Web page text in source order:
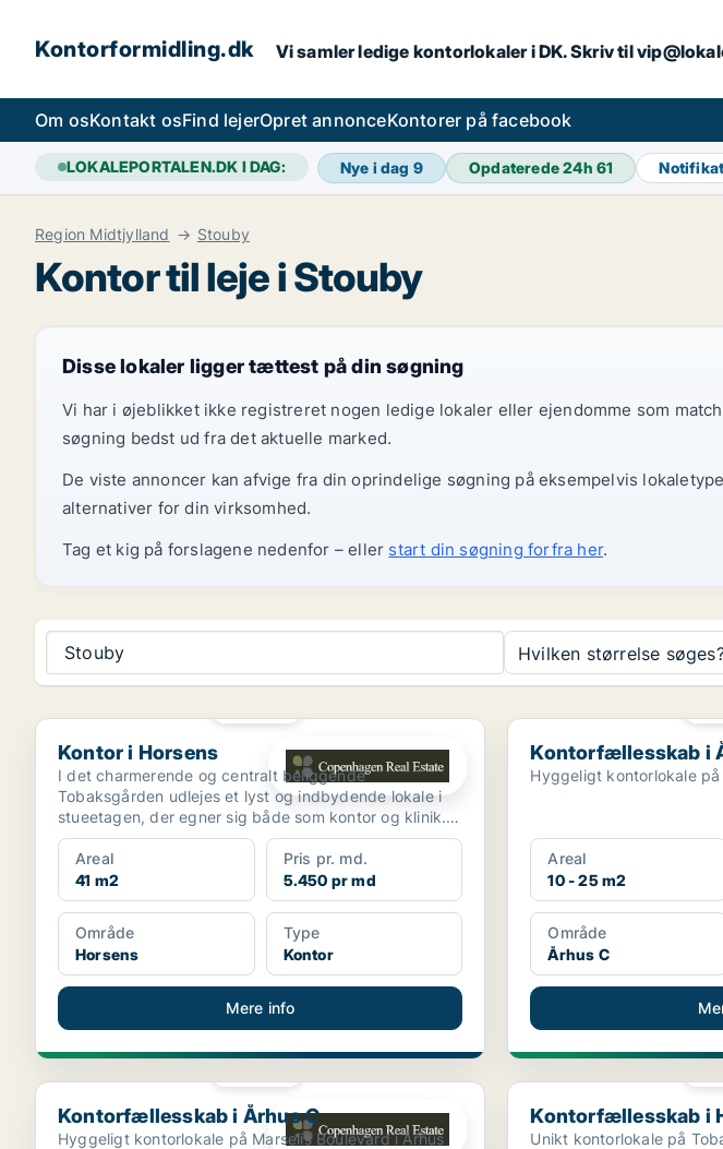
Kontorformidling.dk Vi samler ledige kontorlokaler i DK. Skriv til
Om osKontakt osFind lejerOpret annonceKontorer på facebook
LOKALEPORTALEN.DK I DAG: Nye i dag 9 Opdaterede 24h61
Region Midtjylland Stouby
Kontor til leje i Stouby
Disse lokaler ligger tættest på din søgning
Vi har i øjeblikket ikke registreret nogen ledige lokaler eller ejendomme som
søgning bedst ud fra det aktuelle marked.
De viste annoncer kan afvige fra din oprindelige søgning på eksempelvis
alternativer for din virksomhed.
Tag et kig på forslagene nedenfor – eller start din søgning forfra her.
Stouby Hvilken størrelse
Kontor i Horsens
Kontor i Horsens
I det charmerende og centralt beliggende
Tobaksgården udlejes et lyst og indbydende lokale i
stueetagen, der egner sig både som kontor og klinik.
Lejemålet e...
Areal
41 m2
Pris pr. md.
5.450 pr md
Område
Horsens
Type
Kontor
Mere info
Kontorfællesskab i
Kontorfællesskab i
Hyggeligt kontorlokale
Areal
10 - 25 m2
Område
Århus C
Kontorfællesskab i Århus C
Kontorfællesskab i Århus C
Hyggeligt kontorlokale på Marselis Boulevard i Århus
Kontorfællesskab i
Kontorfællesskab i
Unikt kontorlokale på